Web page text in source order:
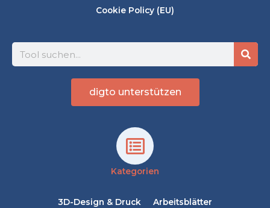
Cookie Policy (EU)
digto unterstützen
Kategorien
3D-Design & Druck Arbeitsblätter